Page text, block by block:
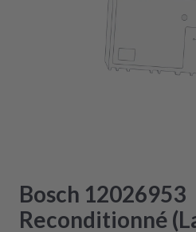
Bosch 12026953
Reconditionné